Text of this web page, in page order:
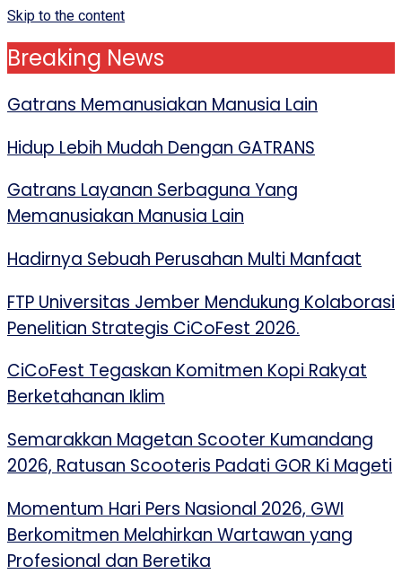
Skip to the content
Breaking News
Gatrans Memanusiakan Manusia Lain
Hidup Lebih Mudah Dengan GATRANS
Gatrans Layanan Serbaguna Yang
Memanusiakan Manusia Lain
Hadirnya Sebuah Perusahan Multi Manfaat
FTP Universitas Jember Mendukung Kolaborasi
Penelitian Strategis CiCoFest 2026.
CiCoFest Tegaskan Komitmen Kopi Rakyat
Berketahanan Iklim
Semarakkan Magetan Scooter Kumandang
2026, Ratusan Scooteris Padati GOR Ki Mageti
Momentum Hari Pers Nasional 2026, GWI
Berkomitmen Melahirkan Wartawan yang
Profesional dan Beretika